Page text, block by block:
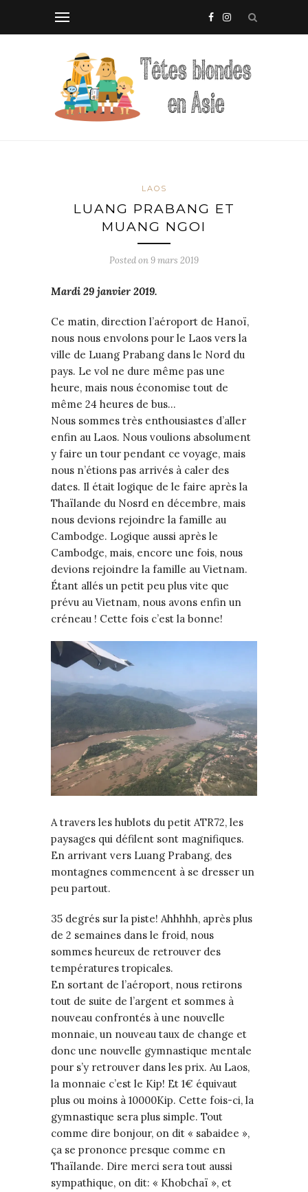
LAOS
LUANG PRABANG ET
MUANG NGOI
Posted on 9 mars 2019
Mardi 29 janvier 2019.
Ce matin, direction l’aéroport de Hanoï,
nous nous envolons pour le Laos vers la
ville de Luang Prabang dans le Nord du
pays. Le vol ne dure même pas une
heure, mais nous économise tout de
même 24 heures de bus…
Nous sommes très enthousiastes d’aller
enfin au Laos. Nous voulions absolument
y faire un tour pendant ce voyage, mais
nous n’étions pas arrivés à caler des
dates. Il était logique de le faire après la
Thaïlande du Nosrd en décembre, mais
nous devions rejoindre la famille au
Cambodge. Logique aussi après le
Cambodge, mais, encore une fois, nous
devions rejoindre la famille au Vietnam.
Étant allés un petit peu plus vite que
prévu au Vietnam, nous avons enfin un
créneau ! Cette fois c’est la bonne!
A travers les hublots du petit ATR72, les
paysages qui défilent sont magnifiques.
En arrivant vers Luang Prabang, des
montagnes commencent à se dresser un
peu partout.
35 degrés sur la piste! Ahhhhh, après plus
de 2 semaines dans le froid, nous
sommes heureux de retrouver des
températures tropicales.
En sortant de l’aéroport, nous retirons
tout de suite de l’argent et sommes à
nouveau confrontés à une nouvelle
monnaie, un nouveau taux de change et
donc une nouvelle gymnastique mentale
pour s’y retrouver dans les prix. Au Laos,
la monnaie c’est le Kip! Et 1€ équivaut
plus ou moins à 10000Kip. Cette fois-ci, la
gymnastique sera plus simple. Tout
comme dire bonjour, on dit « sabaidee »,
ça se prononce presque comme en
Thaïlande. Dire merci sera tout aussi
sympathique, on dit: « Khobchaï », et